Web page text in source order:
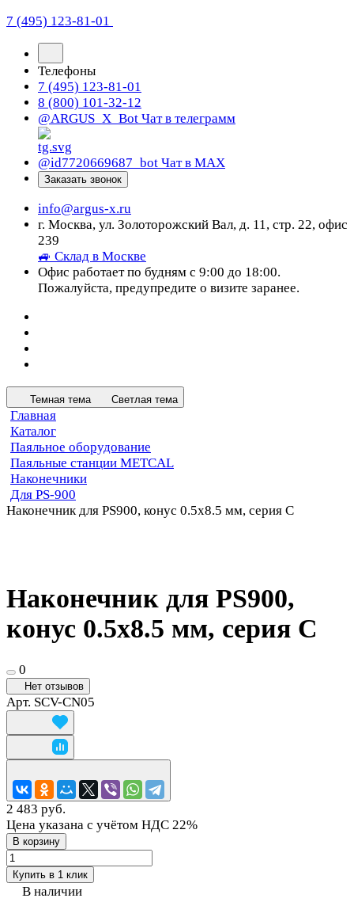
7 (495) 123-81-01
Телефоны
7 (495) 123-81-01
8 (800) 101-32-12
@ARGUS_X_Bot Чат в телеграмм
@id7720669687_bot Чат в МАХ
Заказать звонок
info@argus-x.ru
г. Москва, ул. Золоторожский Вал, д. 11, стр. 22, офис
239
🚙 Склад в Москве
Офис работает по будням с 9:00 до 18:00.
Пожалуйста, предупредите о визите заранее.
Темная тема Светлая тема
Главная
Каталог
Паяльное оборудование
Паяльные станции METCAL
Наконечники
Для PS-900
Наконечник для PS900, конус 0.5х8.5 мм, серия C
Наконечник для PS900,
конус 0.5х8.5 мм, серия C
0
Нет отзывов
Арт. SCV-CN05
2 483 руб.
Цена указана с учётом НДС 22%
В корзину
Купить в 1 клик
В наличии